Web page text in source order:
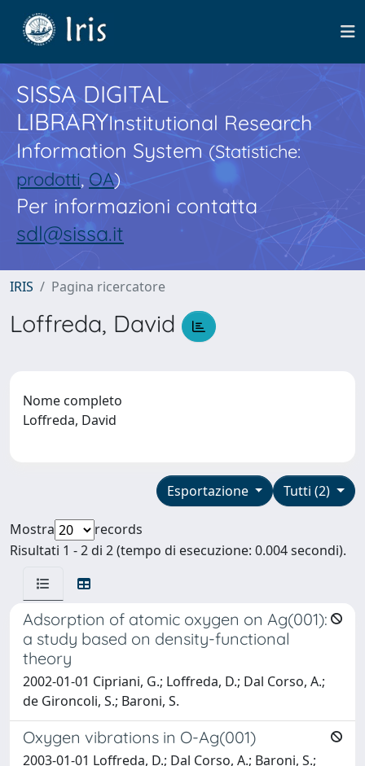
SISSA DIGITAL
LIBRARYInstitutional Research
Information System(Statistiche:
prodotti,OA)
Per informazioni contatta
sdl@sissa.it
IRIS Pagina ricercatore
Loffreda, David
Nome completo
Loffreda, David
Tutti (2)
Esportazione
Mostra
records
Risultati 1 - 2 di 2 (tempo di esecuzione: 0.004 secondi).
Adsorption of atomic oxygen on Ag(001):
a study based on density-functional
theory
2002-01-01 Cipriani, G.; Loffreda, D.; Dal Corso, A.;
de Gironcoli, S.; Baroni, S.
Oxygen vibrations in O-Ag(001)
2003-01-01 Loffreda, D.; Dal Corso, A.; Baroni, S.;